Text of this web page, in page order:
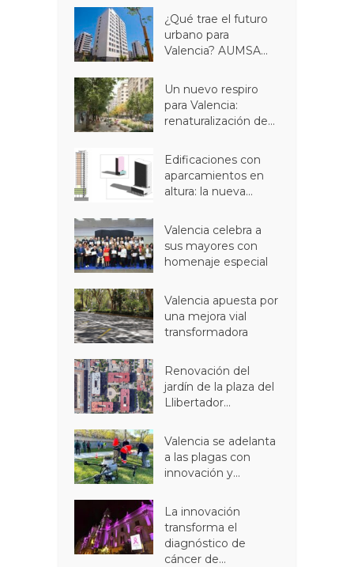
¿Qué trae el futuro
urbano para
Valencia? AUMSA...
Un nuevo respiro
para Valencia:
renaturalización de...
Edificaciones con
aparcamientos en
altura: la nueva...
Valencia celebra a
sus mayores con
homenaje especial
Valencia apuesta por
una mejora vial
transformadora
Renovación del
jardín de la plaza del
Llibertador...
Valencia se adelanta
a las plagas con
innovación y...
La innovación
transforma el
diagnóstico de
cáncer de...